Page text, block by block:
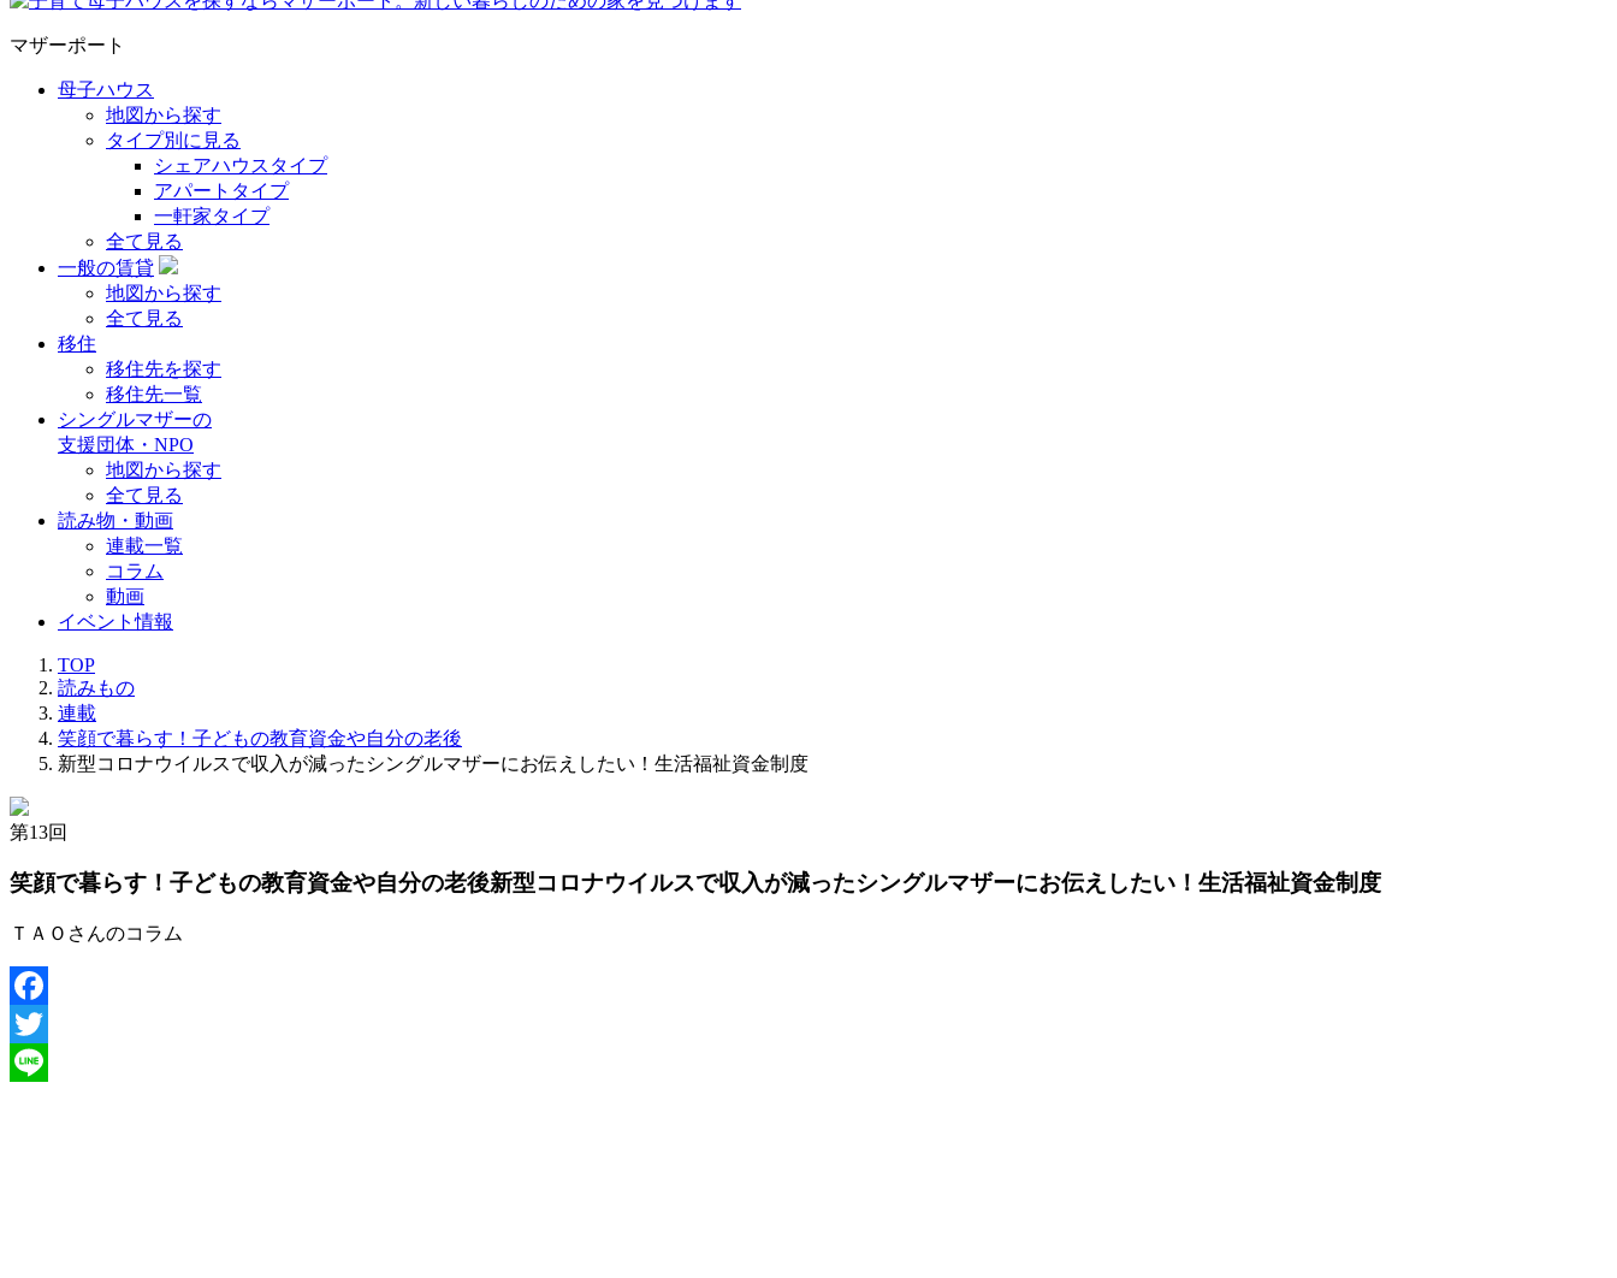
マザーポート
母子ハウス
地図から探す
タイプ別に見る
シェアハウスタイプ
アパートタイプ
一軒家タイプ
全て見る
一般の賃貸
地図から探す
全て見る
移住
移住先を探す
移住先一覧
シングルマザーの
支援団体・NPO
地図から探す
全て見る
読み物・動画
連載一覧
コラム
動画
イベント情報
TOP
読みもの
連載
笑顔で暮らす！子どもの教育資金や自分の老後
新型コロナウイルスで収入が減ったシングルマザーにお伝えしたい！生活福祉資金制度
第13回
笑顔で暮らす！子どもの教育資金や自分の老後新型コロナウイルスで収入が減ったシングルマザーにお伝えしたい！生活福祉資金制度
ＴＡＯさんのコラム
Facebook
Twitter